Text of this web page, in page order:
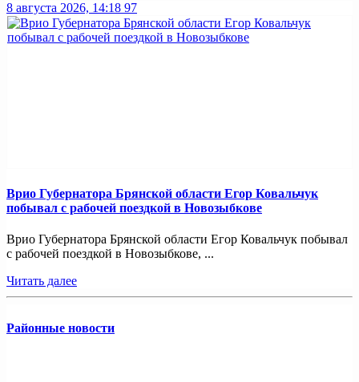
8 августа 2026, 14:18 97
Врио Губернатора Брянской области Егор Ковальчук
побывал с рабочей поездкой в Новозыбкове
Врио Губернатора Брянской области Егор Ковальчук побывал
с рабочей поездкой в Новозыбкове, ...
Читать далее
Районные новости